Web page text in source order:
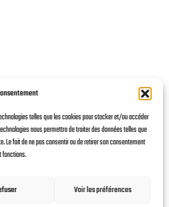
telles que les cookies pour stocker et/ou accéder
nous permettra de traiter des données telles que
Le fait de ne pas consentir ou de retirer son consentement
fonctions.
Voir les préférences